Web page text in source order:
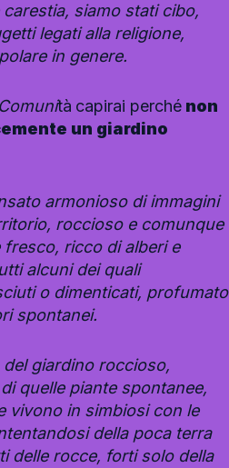
siamo stati cibo,
legati alla religione,
in genere.
tà capirai perché non
un giardino
armonioso di immagini
roccioso e comunque
ricco di alberi e
alcuni dei quali
o dimenticati, profumato
spontanei.
del giardino roccioso,
quelle piante spontanee,
vivono in simbiosi con le
della poca terra
delle rocce, forti solo della